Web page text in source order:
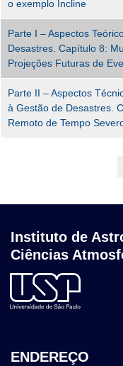
o exemplo Incline
Parte I – Aspectos
Desastres. Capítulo 8:
Projeções Futuras de
Parte II – Aspectos
à Gestão de Desastres.
Remoto de Tempo
Instituto de
Ciências
ENDEREÇO